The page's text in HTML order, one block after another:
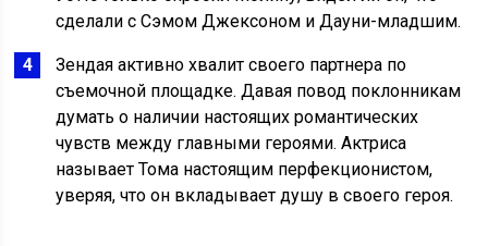
сделали с Сэмом Джексоном и Дауни-младшим.
Зендая активно хвалит своего партнера по
съемочной площадке. Давая повод поклонникам
думать о наличии настоящих романтических
чувств между главными героями. Актриса
называет Тома настоящим перфекционистом,
уверяя, что он вкладывает душу в своего героя.